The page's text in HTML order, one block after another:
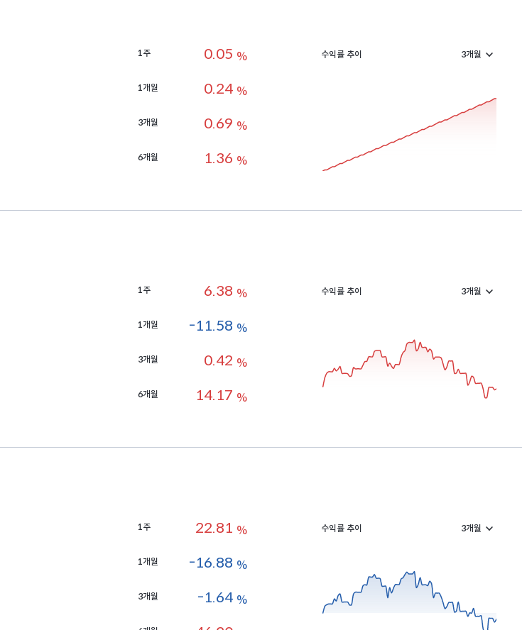
1주 0.05 %
1개월 0.24 %
3개월 0.69 %
6개월 1.36 %
수익률 추이
1주 6.38 %
1개월 -11.58 %
3개월 0.42 %
6개월 14.17 %
수익률 추이
1주 22.81 %
1개월 -16.88 %
3개월 -1.64 %
수익률 추이